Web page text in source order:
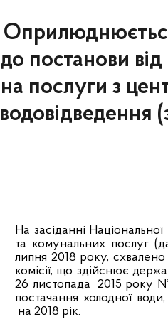
до постанови
на послуги з
водовідведення
На засіданні
та комунальних послуг
липня 2018 року,
комісії, що здійснює
26 листопада 2015 року №
постачання холодної
на 2018 рік.